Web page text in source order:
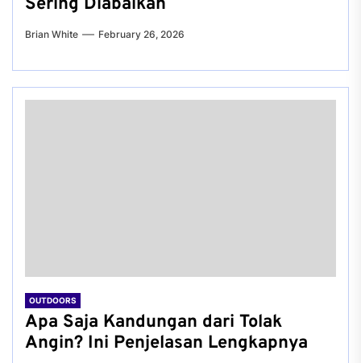
Sering Diabaikan
Brian White February 26, 2026
OUTDOORS
Apa Saja Kandungan dari Tolak
Angin? Ini Penjelasan Lengkapnya